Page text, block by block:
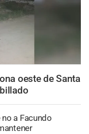
oeste de Santa
a Facundo